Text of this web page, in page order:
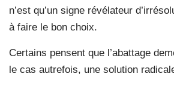
n’est qu’un signe révélateur
à faire le bon choix.
Certains pensent que l’abattage
le cas autrefois, une solution